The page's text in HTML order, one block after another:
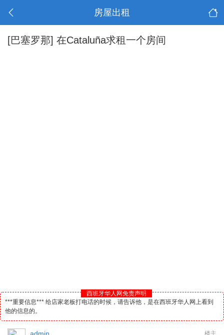
房屋出租
[巴塞罗那] 在Cataluña求租一个房间
西班牙华人网免责声明
***重要信息*** 给店家老板打电话的时候，请告诉他，是在西班牙华人网上看到
他的信息的。
楼主